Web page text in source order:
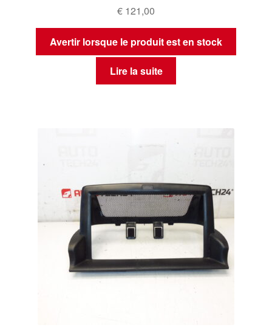
€ 121,00
Avertir lorsque le produit est en stock
Lire la suite